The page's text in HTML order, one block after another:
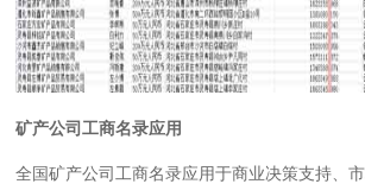
矿产公司工商名录应用
全国矿产公司工商名录应用于商业决策支持、